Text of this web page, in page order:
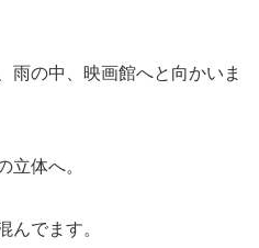
雨の中、映画館へと向かいま
立体へ。
んでます。